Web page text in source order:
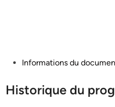
PostedInformations du
Historique du